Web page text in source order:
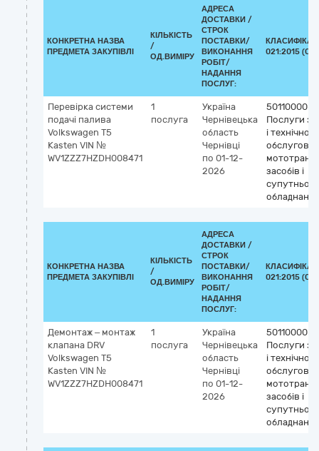
КОНКРЕТНА НАЗВА
ПРЕДМЕТА ЗАКУПІВЛІ
КІЛЬКІСТЬ
/
ОД.ВИМІРУ
АДРЕСА
ДОСТАВКИ /
СТРОК
ПОСТАВКИ/
ВИКОНАННЯ
РОБІТ/
НАДАННЯ
ПОСЛУГ:
021:2015
Перевірка системи
подачі палива
Volkswagen T5
Kasten VIN №
WV1ZZZ7HZDH008471
1
послуга
Україна
Чернівецька
область
Чернівці
по 01-12-
2026
50110000-9
Послуги з
і технічного
засобів і
супутнього
обладнання
КОНКРЕТНА НАЗВА
ПРЕДМЕТА ЗАКУПІВЛІ
КІЛЬКІСТЬ
/
ОД.ВИМІРУ
АДРЕСА
ДОСТАВКИ /
СТРОК
ПОСТАВКИ/
ВИКОНАННЯ
РОБІТ/
НАДАННЯ
ПОСЛУГ:
021:2015
Демонтаж – монтаж
клапана DRV
Volkswagen T5
Kasten VIN №
WV1ZZZ7HZDH008471
1
послуга
Україна
Чернівецька
область
Чернівці
по 01-12-
2026
50110000-9
Послуги з
і технічного
засобів і
супутнього
обладнання